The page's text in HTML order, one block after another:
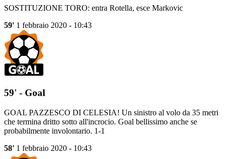
SOSTITUZIONE TORO: entra Rotella, esce Markovic
59' 1 febbraio 2020 - 10:43
59' - Goal
GOAL PAZZESCO DI CELESIA! Un sinistro al volo da 35 metri
che termina dritto sotto all'incrocio. Goal bellissimo anche se
probabilmente involontario. 1-1
58' 1 febbraio 2020 - 10:43